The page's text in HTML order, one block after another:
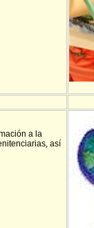
a la
así